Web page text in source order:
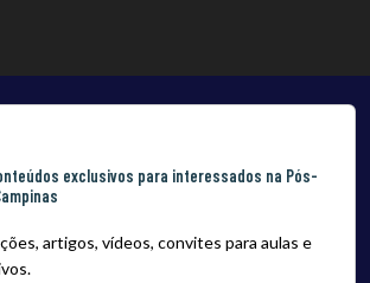
exclusivos para interessados na Pós-
artigos, vídeos, convites para aulas e